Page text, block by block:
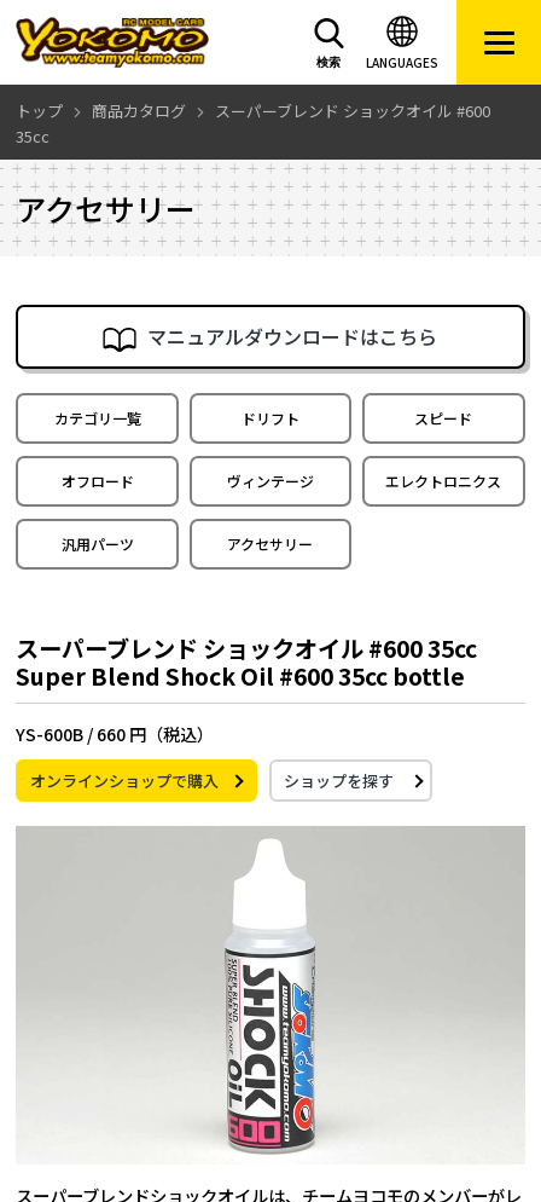
LANGUAGES
検索
トップ 商品カタログ
スーパーブレンド ショックオイル #600
35cc
アクセサリー
マニュアルダウンロードはこちら
カテゴリ一覧 ドリフト スピード
オフロード ヴィンテージ エレクトロニクス
汎用パーツ アクセサリー
スーパーブレンド ショックオイル #600 35cc
Super Blend Shock Oil #600 35cc bottle
YS-600B / 660 円（税込）
オンラインショップで購入 ショップを探す
スーパーブレンドショックオイルは、チームヨコモのメンバーがレ